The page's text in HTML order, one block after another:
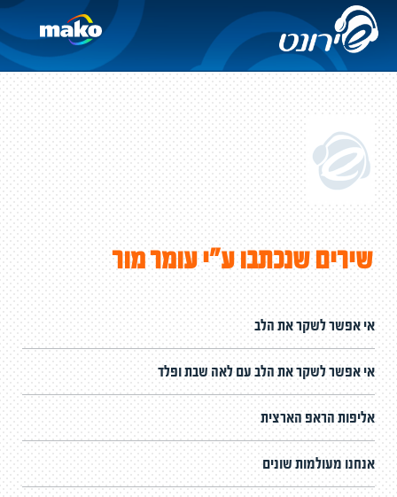
שירים שנכתבו ע"י עומר מור
אי אפשר לשקר את הלב
אי אפשר לשקר את הלב עם לאה שבת ופלד
אליפות הראפ הארצית
אנחנו מעולמות שונים